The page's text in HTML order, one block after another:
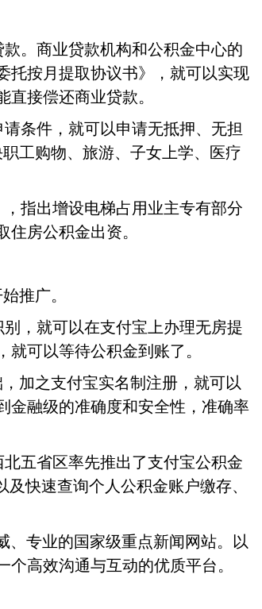
。商业贷款机构和公积金中心的
托按月提取协议书》，就可以实现
接偿还商业贷款。
条件，就可以申请无抵押、无担
工购物、旅游、子女上学、医疗
指出增设电梯占用业主专有部分
房公积金出资。
推广。
，就可以在支付宝上办理无房提
可以等待公积金到账了。
加之支付宝实名制注册，就可以
金融级的准确度和安全性，准确率
五省区率先推出了支付宝公积金
快速查询个人公积金账户缴存、
、专业的国家级重点新闻网站。以
高效沟通与互动的优质平台。